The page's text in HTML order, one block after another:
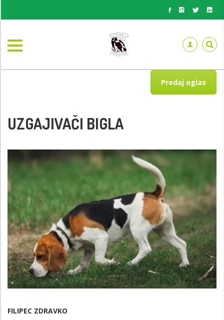
Predaj oglas
UZGAJIVAČI BIGLA
FILIPEC ZDRAVKO